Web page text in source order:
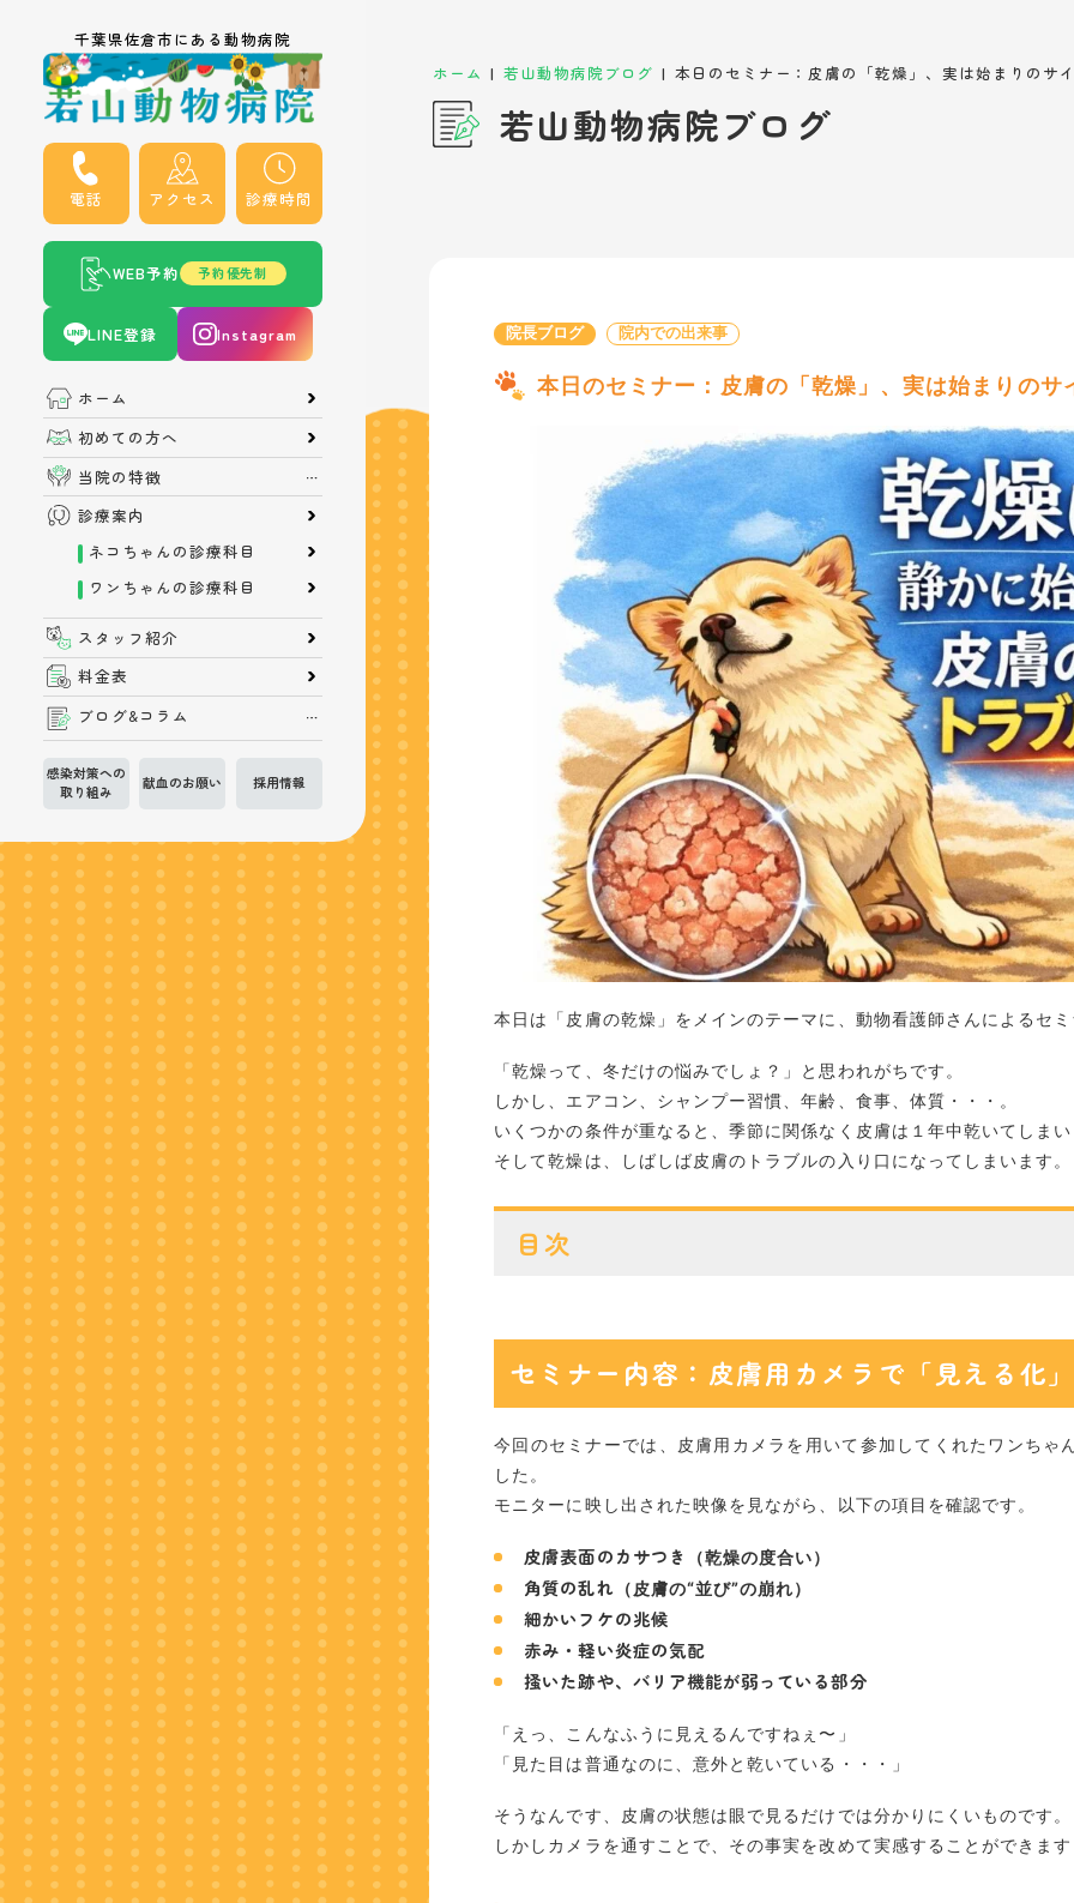
千葉県佐倉市にある動物病院
電話 アクセス 診療時間
WEB予約 予約優先制
LINE登録 Instagram
ホーム
初めての方へ
当院の特徴
診療案内
ネコちゃんの診療科目
ワンちゃんの診療科目
スタッフ紹介
料金表
ブログ&コラム
感染対策への
取り組み
献血のお願い 採用情報
ホーム | 若山動物病院ブログ |
若山動物病院ブログ
院長ブログ 院内での出来事
本日のセミナー：皮膚の「乾燥」、実は始まりのサ
本日は「皮膚の乾燥」をメインのテーマに、動物看護師さんによるセ
「乾燥って、冬だけの悩みでしょ？」と思われがちです。
しかし、エアコン、シャンプー習慣、年齢、食事、体質・・・。
いくつかの条件が重なると、季節に関係なく皮膚は１年中乾いてしま
そして乾燥は、しばしば皮膚のトラブルの入り口になってしまいます。
目次
結果：想像以上に多かった「乾燥」
なぜ「乾燥」を放置してはいけないのか？
乾燥の原因は「体質」だけではない
今日からできる！おうちケアのポイント
シャンプーは「回数」より「やり方」
湿度は地味だけど効く
食事は皮膚の材料
最後に：ケアを継続するための「見える化」
こんな子は、一度チェックがおすすめです
セミナー内容：皮膚用カメラで「見える化
今回のセミナーでは、皮膚用カメラを用いて参加してくれたワンち
した。
モニターに映し出された映像を見ながら、以下の項目を確認です。
皮膚表面のカサつき （乾燥の度合い）
角質の乱れ （皮膚の“並び”の崩れ）
細かいフケの兆候
赤み・軽い炎症の気配
掻いた跡や、バリア機能が弱っている部分
「えっ、こんなふうに見えるんですねぇ〜」
「見た目は普通なのに、意外と乾いている・・・」
そうなんです、皮膚の状態は眼で見るだけでは分かりにくいものです。
しかしカメラを通すことで、その事実を改めて実感することができま